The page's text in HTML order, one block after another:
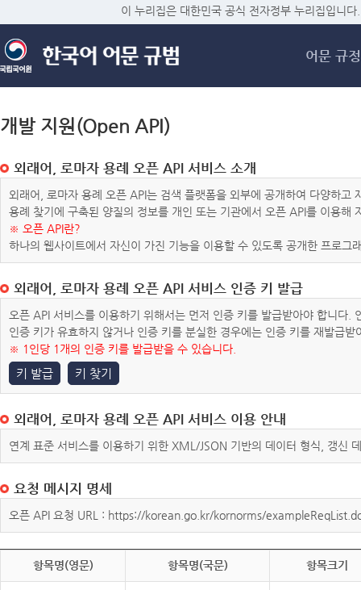
메
이 누리집은 대한민국 공식 전자정부 누리집입니다.
어문 규정
개발 지원(Open API)
외래어, 로마자 용례 오픈 API 서비스 소개
외래어, 로마자 용례 오픈 API는 검색 플랫폼을 외부에 공개하여 다양하
용례 찾기에 구축된 양질의 정보를 개인 또는 기관에서 오픈 API를 이용해
※ 오픈 API란?
하나의 웹사이트에서 자신이 가진 기능을 이용할 수 있도록 공개한 프로그
외래어, 로마자 용례 오픈 API 서비스 인증 키 발급
오픈 API 서비스를 이용하기 위해서는 먼저 인증 키를 발급받아야 합니다
인증 키가 유효하지 않거나 인증 키를 분실한 경우에는 인증 키를 재발급받
※ 1인당 1개의 인증 키를 발급받을 수 있습니다.
키 발급 키 찾기
외래어, 로마자 용례 오픈 API 서비스 이용 안내
연계 표준 서비스를 이용하기 위한 XML/JSON 기반의 데이터 형식, 갱신
요청 메시지 명세
오픈 API 요청 URL : https://korean.go.kr/kornorms/
항목명(영문) 항목명(국문) 항목크기